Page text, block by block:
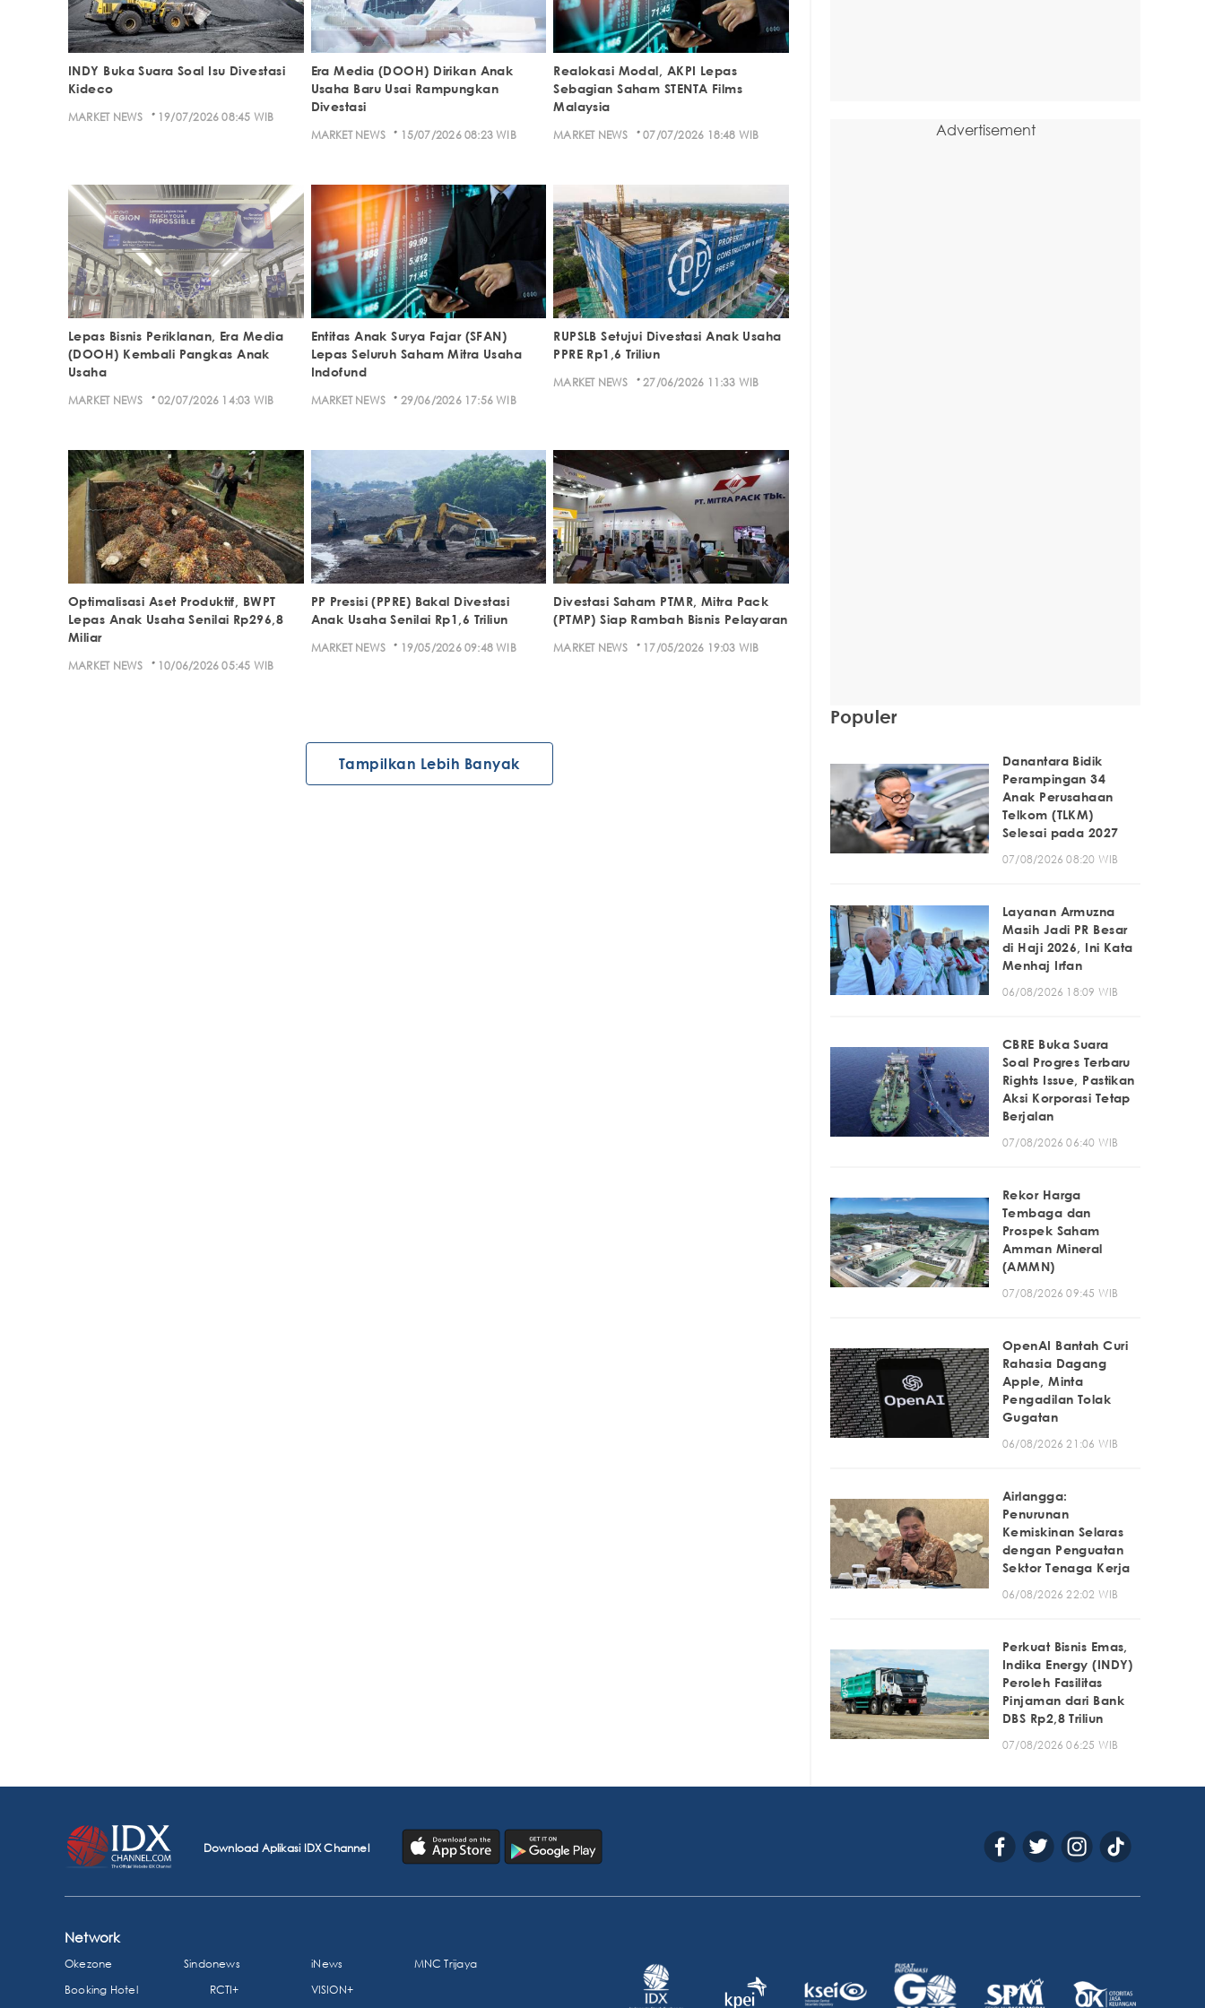
INDY Buka Suara Soal Isu Divestasi
Kideco
MARKET NEWS · 19/07/2026 08:45 WIB
Era Media (DOOH) Dirikan Anak
Usaha Baru Usai Rampungkan
Divestasi
MARKET NEWS · 15/07/2026 08:23 WIB
Realokasi Modal, AKPI Lepas
Sebagian Saham STENTA Films
Malaysia
MARKET NEWS · 07/07/2026 18:48 WIB
Lepas Bisnis Periklanan, Era Media
(DOOH) Kembali Pangkas Anak
Usaha
MARKET NEWS · 02/07/2026 14:03 WIB
Entitas Anak Surya Fajar (SFAN)
Lepas Seluruh Saham Mitra Usaha
Indofund
MARKET NEWS · 29/06/2026 17:56 WIB
RUPSLB Setujui Divestasi Anak Usaha
PPRE Rp1,6 Triliun
MARKET NEWS · 27/06/2026 11:33 WIB
Optimalisasi Aset Produktif, BWPT
Lepas Anak Usaha Senilai Rp296,8
Miliar
MARKET NEWS · 10/06/2026 05:45 WIB
PP Presisi (PPRE) Bakal Divestasi
Anak Usaha Senilai Rp1,6 Triliun
MARKET NEWS · 19/05/2026 09:48 WIB
Divestasi Saham PTMR, Mitra Pack
(PTMP) Siap Rambah Bisnis Pelayaran
MARKET NEWS · 17/05/2026 19:03 WIB
Tampilkan Lebih Banyak
Advertisement
Populer
Danantara Bidik
Perampingan 34
Anak Perusahaan
Telkom (TLKM)
Selesai pada 2027
07/08/2026 08:20 WIB
Layanan Armuzna
Masih Jadi PR Besar
di Haji 2026, Ini Kata
Menhaj Irfan
06/08/2026 18:09 WIB
CBRE Buka Suara
Soal Progres Terbaru
Rights Issue, Pastikan
Aksi Korporasi Tetap
Berjalan
07/08/2026 06:40 WIB
Rekor Harga
Tembaga dan
Prospek Saham
Amman Mineral
(AMMN)
07/08/2026 09:45 WIB
OpenAI Bantah Curi
Rahasia Dagang
Apple, Minta
Pengadilan Tolak
Gugatan
06/08/2026 21:06 WIB
Airlangga:
Penurunan
Kemiskinan Selaras
dengan Penguatan
Sektor Tenaga Kerja
06/08/2026 22:02 WIB
Perkuat Bisnis Emas,
Indika Energy (INDY)
Peroleh Fasilitas
Pinjaman dari Bank
DBS Rp2,8 Triliun
07/08/2026 06:25 WIB
Download Aplikasi IDX Channel
Network
Okezone Sindonews iNews
MNC Trijaya
Booking Hotel
RCTI+ VISION+